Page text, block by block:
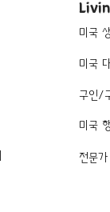
미국
미국
구인/
미국
전문